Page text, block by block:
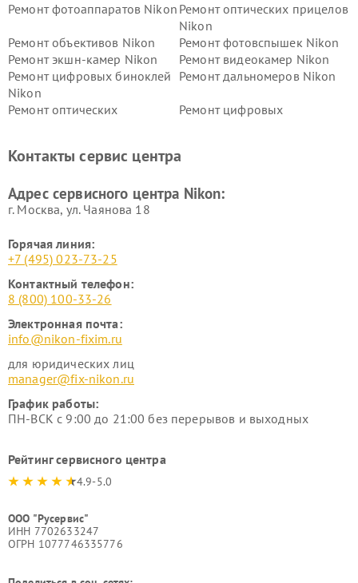
Ремонт фотоаппаратов Nikon Ремонт оптических прицелов
Nikon
Ремонт объективов Nikon
Ремонт фотовспышек Nikon
Ремонт экшн-камер Nikon
Ремонт видеокамер Nikon
Ремонт цифровых биноклей
Nikon
Ремонт дальномеров Nikon
Ремонт оптических
Ремонт цифровых
Контакты сервис центра
Адрес сервисного центра Nikon:
г. Москва, ул. Чаянова 18
Горячая линия:
+7 (495) 023-73-25
Контактный телефон:
8 (800) 100-33-26
Электронная почта:
info@nikon-fixim.ru
для юридических лиц
manager@fix-nikon.ru
График работы:
ПН-ВСК с 9:00 до 21:00 без перерывов и выходных
Рейтинг сервисного центра
4.9-5.0
ООО "Русервис"
ИНН 7702633247
ОГРН 1077746335776